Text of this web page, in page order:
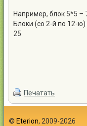
Например, блок 5*5 –
Блоки (со 2-й по 12-
25
Печатать
© Eterion, 2009-2026